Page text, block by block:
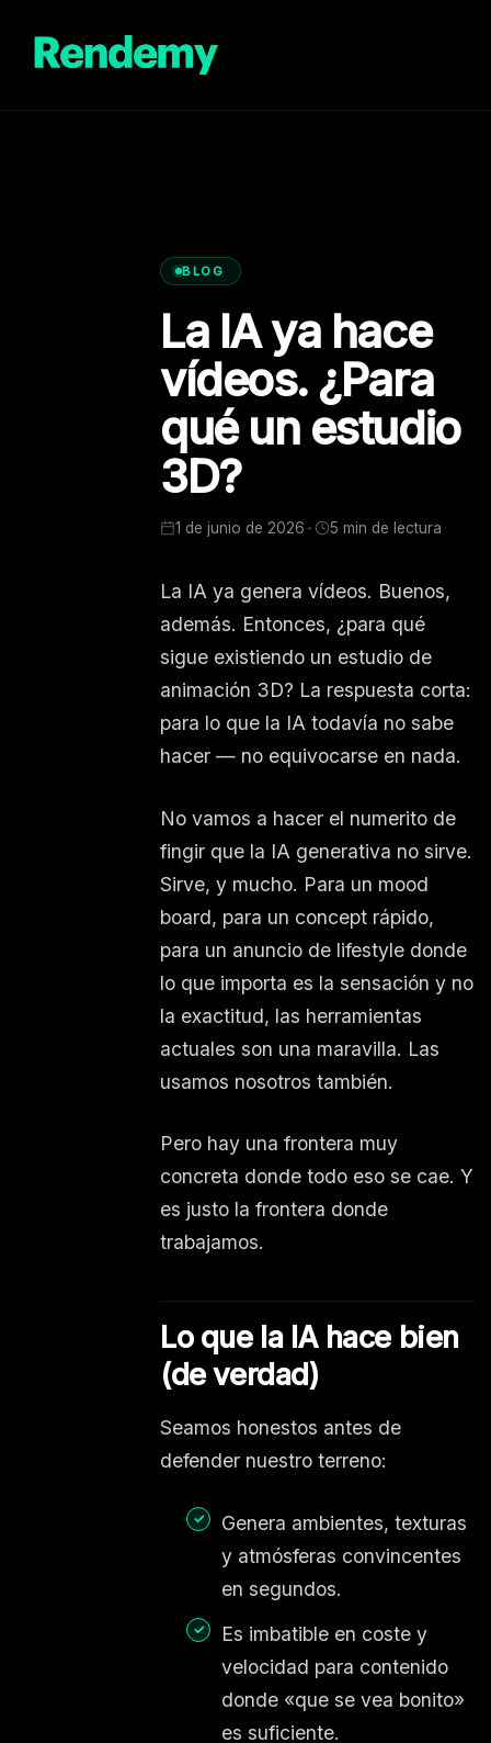
contenido
BLOG
La IA ya hace
vídeos. ¿Para
qué un estudio
3D?
1 de junio de 2026 5 min de lectura
La IA ya genera vídeos. Buenos,
además. Entonces, ¿para qué
sigue existiendo un estudio de
animación 3D? La respuesta corta:
para lo que la IA todavía no sabe
hacer — no equivocarse en nada.
No vamos a hacer el numerito de
fingir que la IA generativa no sirve.
Sirve, y mucho. Para un mood
board, para un concept rápido,
para un anuncio de lifestyle donde
lo que importa es la sensación y no
la exactitud, las herramientas
actuales son una maravilla. Las
usamos nosotros también.
Pero hay una frontera muy
concreta donde todo eso se cae. Y
es justo la frontera donde
trabajamos.
Lo que la IA hace bien
(de verdad)
Seamos honestos antes de
defender nuestro terreno:
Genera ambientes, texturas
y atmósferas convincentes
en segundos.
Es imbatible en coste y
velocidad para contenido
donde «que se vea bonito»
es suficiente.